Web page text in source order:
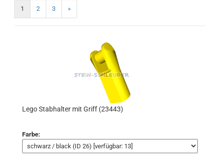
1 2 3 »
Lego Stabhalter mit Griff (23443)
Farbe: